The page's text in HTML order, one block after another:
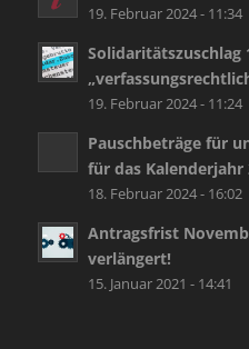
19. Februar 2024 - 11:34
Solidaritätszuschlag
19. Februar 2024 - 11:24
Pauschbeträge für
für das Kalenderjahr
18. Februar 2024 - 16:02
Antragsfrist
verlängert!
15. Januar 2021 - 14:41